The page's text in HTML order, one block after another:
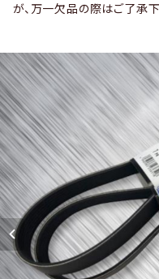
が、万一欠品の際はご了承